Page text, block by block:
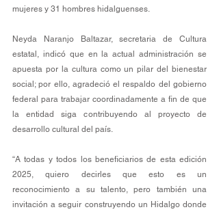
mujeres y 31 hombres hidalguenses.
Neyda Naranjo Baltazar, secretaria de Cultura
estatal, indicó que en la actual administración se
apuesta por la cultura como un pilar del bienestar
social; por ello, agradeció el respaldo del gobierno
federal para trabajar coordinadamente a fin de que
la entidad siga contribuyendo al proyecto de
desarrollo cultural del país.
“A todas y todos los beneficiarios de esta edición
2025, quiero decirles que esto es un
reconocimiento a su talento, pero también una
invitación a seguir construyendo un Hidalgo donde